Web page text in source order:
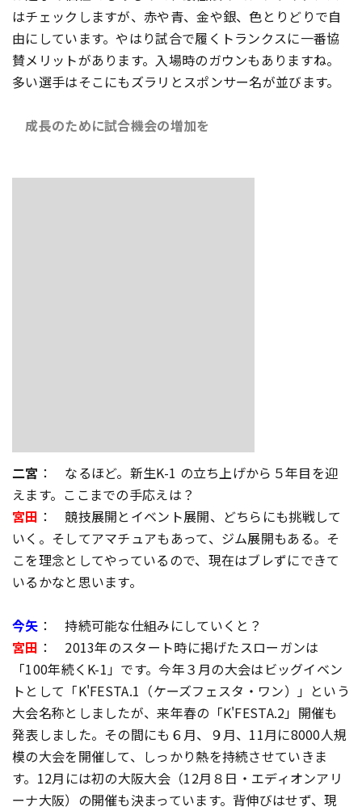
はチェックしますが、赤や青、金や銀、色とりどりで自
由にしています。やはり試合で履くトランクスに一番協
賛メリットがあります。入場時のガウンもありますね。
多い選手はそこにもズラリとスポンサー名が並びます。
成長のために試合機会の増加を
二宮 ： なるほど。新生K-1 の立ち上げから５年目を迎
えます。ここまでの手応えは？
宮田 ： 競技展開とイベント展開、どちらにも挑戦して
いく。そしてアマチュアもあって、ジム展開もある。そ
こを理念としてやっているので、現在はブレずにできて
いるかなと思います。
今矢 ： 持続可能な仕組みにしていくと？
宮田 ： 2013年のスタート時に掲げたスローガンは
「100年続くK-1」です。今年３月の大会はビッグイベン
トとして「K'FESTA.1（ケーズフェスタ・ワン）」という
大会名称としましたが、来年春の「K'FESTA.2」開催も
発表しました。その間にも６月、９月、11月に8000人規
模の大会を開催して、しっかり熱を持続させていきま
す。12月には初の大阪大会（12月８日・エディオンアリ
ーナ大阪）の開催も決まっています。背伸びはせず、現